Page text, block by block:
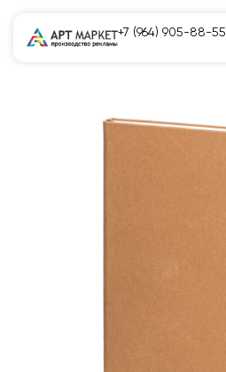
+7 (964) 905-88-55